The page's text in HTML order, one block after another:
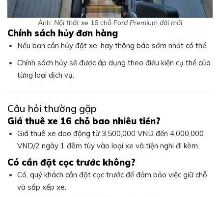
Ảnh: Nội thất xe 16 chỗ Ford Premium đời mới
Chính sách hủy đơn hàng
Nếu bạn cần hủy đặt xe, hãy thông báo sớm nhất có thể.
Chính sách hủy sẽ được áp dụng theo điều kiện cụ thể của
từng loại dịch vụ.
Câu hỏi thường gặp
Giá thuê xe 16 chỗ bao nhiêu tiền?
Giá thuê xe dao động từ 3,500,000 VND đến 4,000,000
VND/2 ngày 1 đêm tùy vào loại xe và tiện nghi đi kèm.
Có cần đặt cọc trước không?
Có, quý khách cần đặt cọc trước để đảm bảo việc giữ chỗ
và sắp xếp xe.